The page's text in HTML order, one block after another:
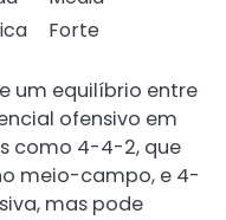
Forte
um equilíbrio entre
ofensivo em
como 4-4-2, que
meio-campo, e 4-
mas pode